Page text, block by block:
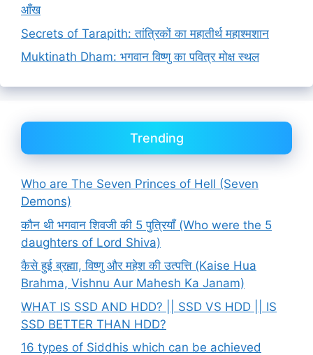
आँख
Secrets of Tarapith: तांत्रिकों का महातीर्थ महाश्मशान
Muktinath Dham: भगवान विष्णु का पवित्र मोक्ष स्थल
Trending
Who are The Seven Princes of Hell (Seven
Demons)
कौन थी भगवान शिवजी की 5 पुत्रियाँ (Who were the 5
daughters of Lord Shiva)
कैसे हुई ब्रह्मा, विष्णु और महेश की उत्पत्ति (Kaise Hua
Brahma, Vishnu Aur Mahesh Ka Janam)
WHAT IS SSD AND HDD? || SSD VS HDD || IS
SSD BETTER THAN HDD?
16 types of Siddhis which can be achieved